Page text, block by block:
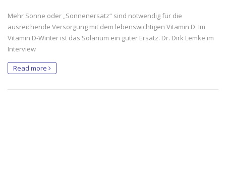
Mehr Sonne oder „Sonnenersatz“ sind notwendig für die
ausreichende Versorgung mit dem lebenswichtigen Vitamin D. Im
Vitamin D-Winter ist das Solarium ein guter Ersatz. Dr. Dirk Lemke im
Interview
Read more